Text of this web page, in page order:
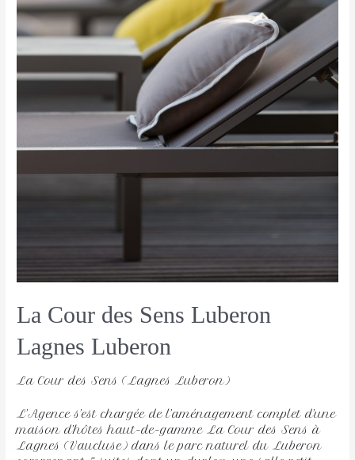
La Cour des Sens Luberon
Lagnes Luberon
La Cour des Sens (Lagnes Luberon)
L’Agence s’est chargée de l’aménagement complet d’une
maison d’hôtes haut-de-gamme La Cour des Sens à
Lagnes (Vaucluse) dans le parc naturel du Luberon